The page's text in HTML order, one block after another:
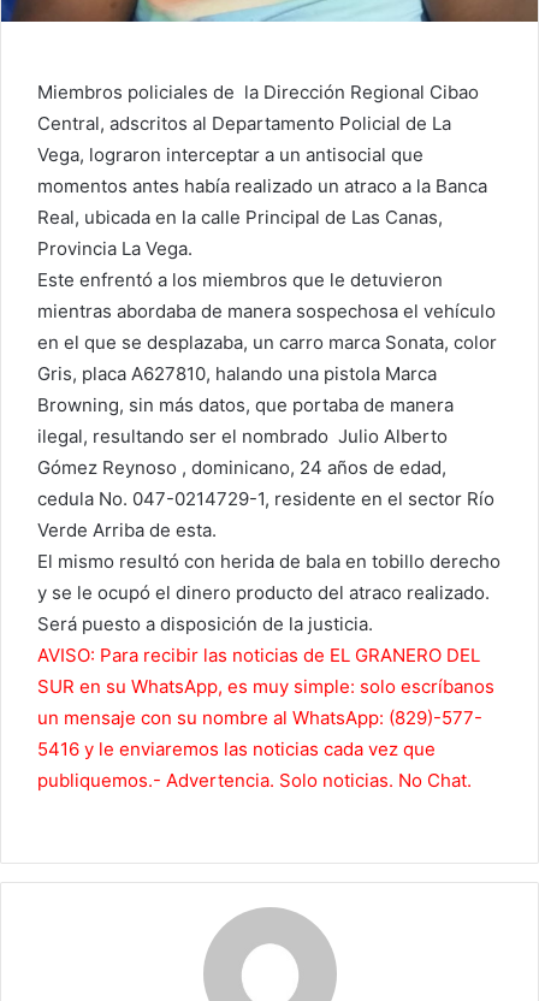
Miembros policiales de la Dirección Regional Cibao
Central, adscritos al Departamento Policial de La
Vega, lograron interceptar a un antisocial que
momentos antes había realizado un atraco a la Banca
Real, ubicada en la calle Principal de Las Canas,
Provincia La Vega.
Este enfrentó a los miembros que le detuvieron
mientras abordaba de manera sospechosa el vehículo
en el que se desplazaba, un carro marca Sonata, color
Gris, placa A627810, halando una pistola Marca
Browning, sin más datos, que portaba de manera
ilegal, resultando ser el nombrado Julio Alberto
Gómez Reynoso , dominicano, 24 años de edad,
cedula No. 047-0214729-1, residente en el sector Río
Verde Arriba de esta.
El mismo resultó con herida de bala en tobillo derecho
y se le ocupó el dinero producto del atraco realizado.
Será puesto a disposición de la justicia.
AVISO: Para recibir las noticias de EL GRANERO DEL
SUR en su WhatsApp, es muy simple: solo escríbanos
un mensaje con su nombre al WhatsApp: (829)-577-
5416 y le enviaremos las noticias cada vez que
publiquemos.- Advertencia. Solo noticias. No Chat.